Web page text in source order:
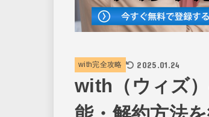
with完全攻略 2025.01.24
with（ウィズ